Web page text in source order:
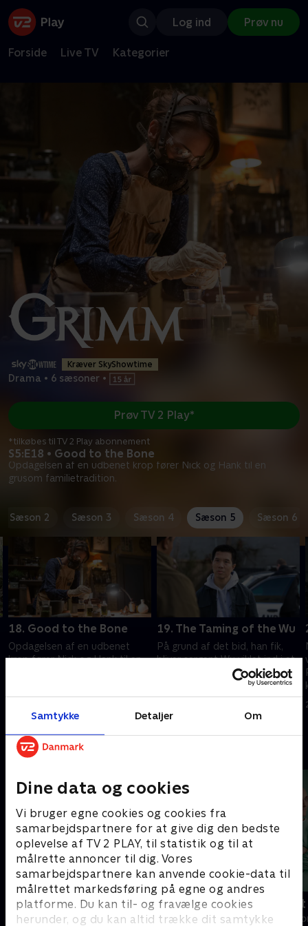
Samtykke Detaljer Om
Dine data og cookies
Vi bruger egne cookies og cookies fra
samarbejdspartnere for at give dig den bedste
oplevelse af TV 2 PLAY, til statistik og til at
målrette annoncer til dig. Vores
samarbejdspartnere kan anvende cookie-data til
målrettet markedsføring på egne og andres
platforme. Du kan til- og fravælge cookies
herunder, og du kan altid trække dit samtykke
Log ind Prøv nu
Forside Live TV Kategorier
Kræver SkyShowtime
Drama • 6 sæsoner •
S5:E18 • Good to the Bone
Opdagelsen af en udbenet krop fører Nick og Hank til en
grusom familietradition.
Prøv TV 2 Play*
*tilkøbes til TV 2 Play abonnement
Sæson 2 Sæson 3 Sæson 4 Sæson 5 Sæson 6
18. Good to the Bone
Opdagelsen af en udbenet
krop fører Nick og Hank til en
19. The Taming of the Wu
På grund af det bid, han fik,
bliver sergent Wu viklet ind i et
overraskende skænderi, som
kan bringe ham i fedtefadet.
Andre så også
Happy fucking Pride
Drama • 1 sæsoner
Fake Patient
Drama • 1